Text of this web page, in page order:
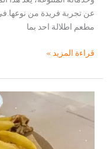
عن تجربة فريدة من
مطعم اطلالة احد بما
مطعم
أحد
وتراس
قراءة المزيد »